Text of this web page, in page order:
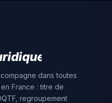
dans toutes
France : titre de
regroupement